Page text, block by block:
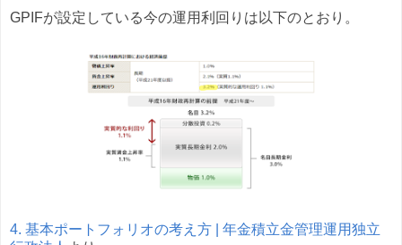
GPIFが設定している今の運用利回りは以下のとおり。
4. 基本ポートフォリオの考え方 | 年金積立金管理運用独立